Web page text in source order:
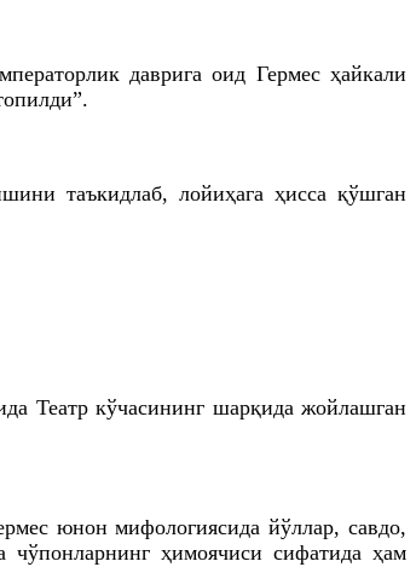
даврига оид Гермес ҳайкали
таъкидлаб, лойиҳага ҳисса қўшган
Театр кўчасининг шарқида жойлашган
юнон мифологиясида йўллар, савдо,
чўпонларнинг ҳимоячиси сифатида ҳам